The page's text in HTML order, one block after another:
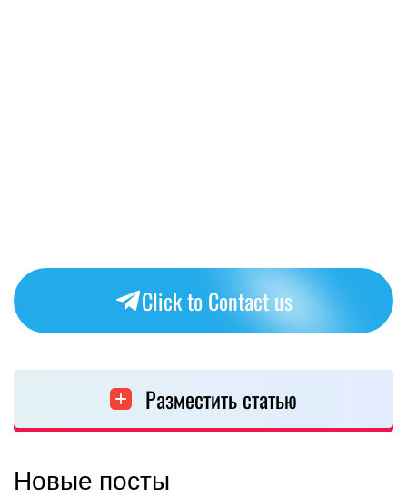
Click to Contact us
Разместить статью
Новые посты